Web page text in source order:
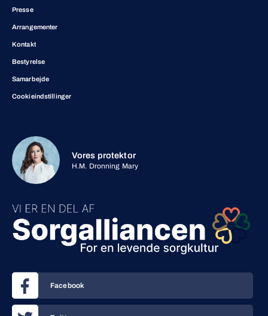
Presse
Arrangementer
Kontakt
Bestyrelse
Samarbejde
Cookieindstillinger
Vores protektor
H.M. Dronning Mary
Facebook